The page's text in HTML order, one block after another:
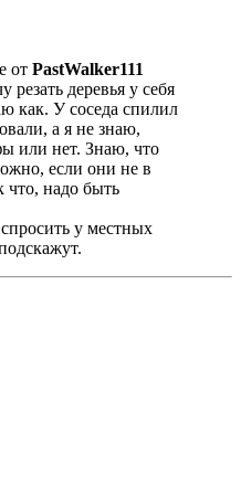
от PastWalker111
резать деревья у себя
как. У соседа спилил
а я не знаю,
или нет. Знаю, что
если они не в
что, надо быть
у местных